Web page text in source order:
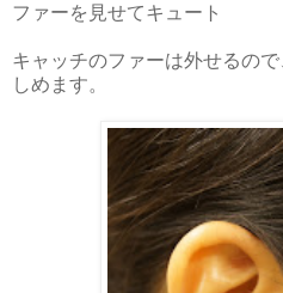
ファーを見せてキュート
キャッチのファーは外せるの
しめます。